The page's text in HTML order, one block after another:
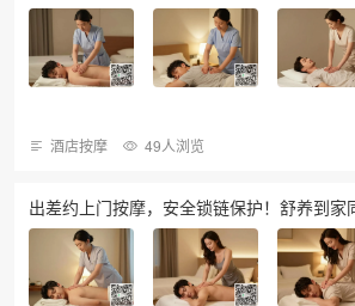
酒店按摩 49人浏览
出差约上门按摩，安全锁链保护！舒养到家